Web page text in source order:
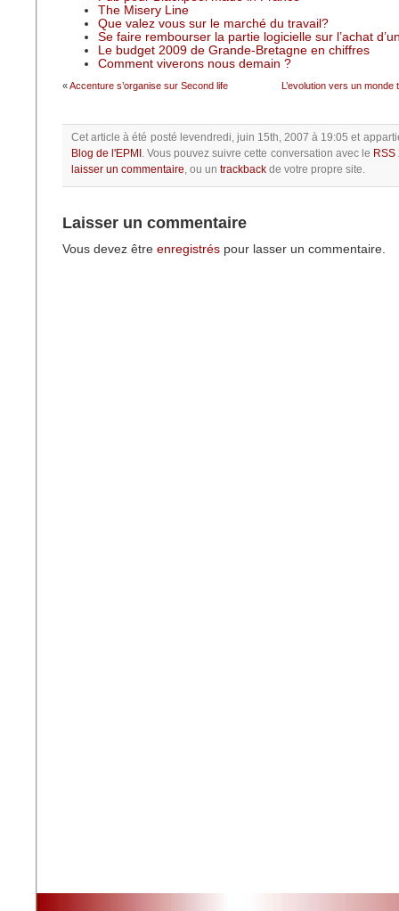
The Misery Line
Que valez vous sur le marché du travail?
Se faire rembourser la partie logicielle sur l’achat
Le budget 2009 de Grande-Bretagne en chiffres
Comment viverons nous demain ?
«Accenture s’organise sur Second life L’evolution vers un monde
Cet article à été posté levendredi, juin 15th, 2007 à 19:05et
Blog de l'EPMI .Vous pouvez suivre cette conversation avec le RSS
laisser un commentaire, ou un trackback de votre propre site.
Laisser un commentaire
Vous devez être enregistrés pour lasser un commentaire.